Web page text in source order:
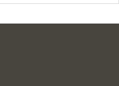
sous ses différentes
porte sur les pratiques
sphère socio-judiciaire. Il vise à
de vue des intervenants sociaux,
d’intervention et à analyser les
organisationnels des